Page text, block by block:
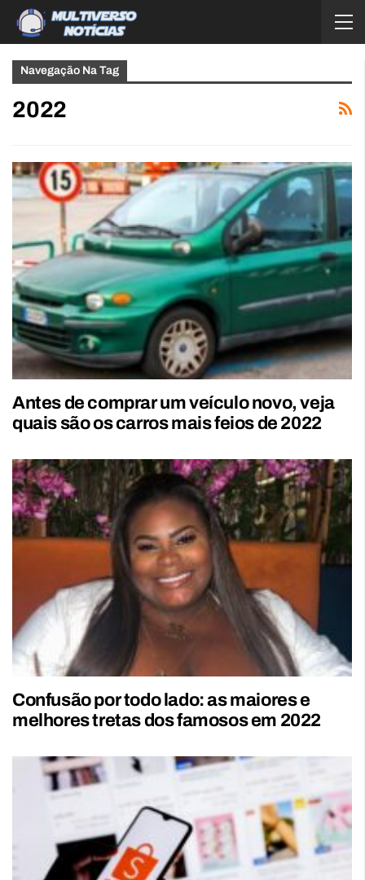
Navegação Na Tag
2022
Antes de comprar um veículo novo, veja
quais são os carros mais feios de 2022
Confusão por todo lado: as maiores e
melhores tretas dos famosos em 2022